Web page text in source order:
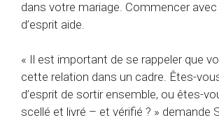
dans votre mariage. Commencer
d’esprit aide.
« Il est important de se rappeler que
cette relation dans un cadre. Êtes-
d’esprit de sortir ensemble, ou êtes-
scellé et livré – et vérifié ? » demande